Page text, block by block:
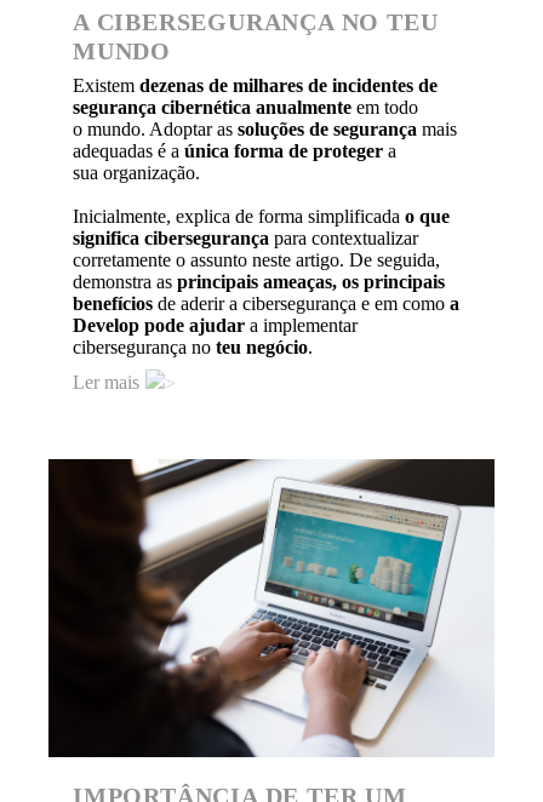
A CIBERSEGURANÇA NO TEU
MUNDO
Existem dezenas de milhares de incidentes de
segurança cibernética anualmente em todo
o mundo. Adoptar as soluções de segurança mais
adequadas é a única forma de proteger a
sua organização.
Inicialmente, explica de forma simplificada o que
significa cibersegurança para contextualizar
corretamente o assunto neste artigo. De seguida,
demonstra as principais ameaças, os principais
benefícios de aderir a cibersegurança e em como a
Develop pode ajudar a implementar
cibersegurança no teu negócio.
Ler mais
IMPORTÂNCIA DE TER UM